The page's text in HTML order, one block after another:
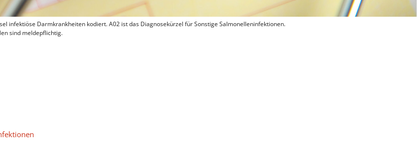
infektiöse Darmkrankheiten kodiert. A02 ist das Diagnosekürzel für Sonstige Salmonelleninfektionen.
sind meldepflichtig.